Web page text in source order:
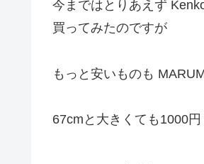
今まではとりあえず
買ってみたのですが
もっと安いものも
67cmと大きくても1000